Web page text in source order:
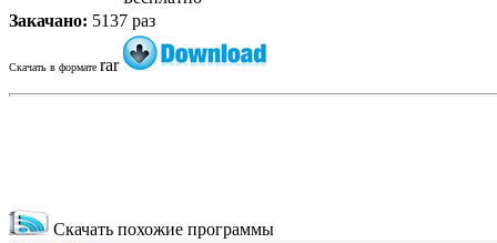
Закачано: 5137 раз
Скачать в формате rar
Скачать похожие программы